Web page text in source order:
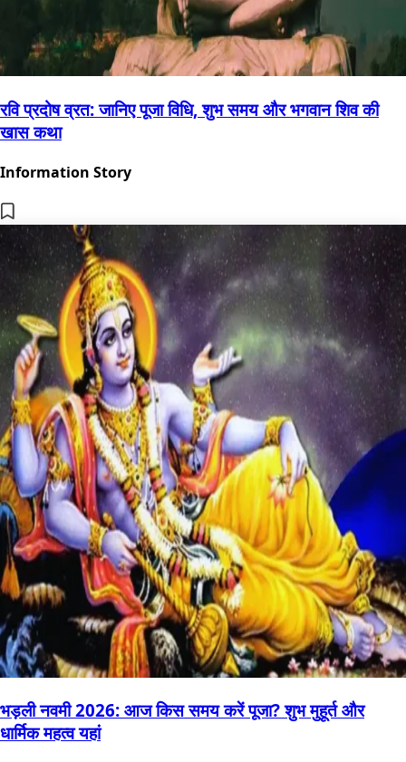
रवि प्रदोष व्रत: जानिए पूजा विधि, शुभ समय और भगवान शिव की
खास कथा
Information Story
भड़ली नवमी 2026: आज किस समय करें पूजा? शुभ मुहूर्त और
धार्मिक महत्व यहां